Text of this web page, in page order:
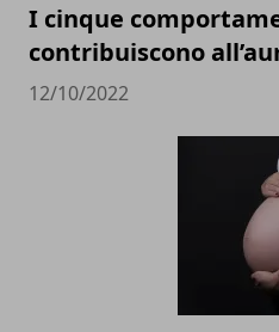
I cinque
contribuiscono
12/10/2022